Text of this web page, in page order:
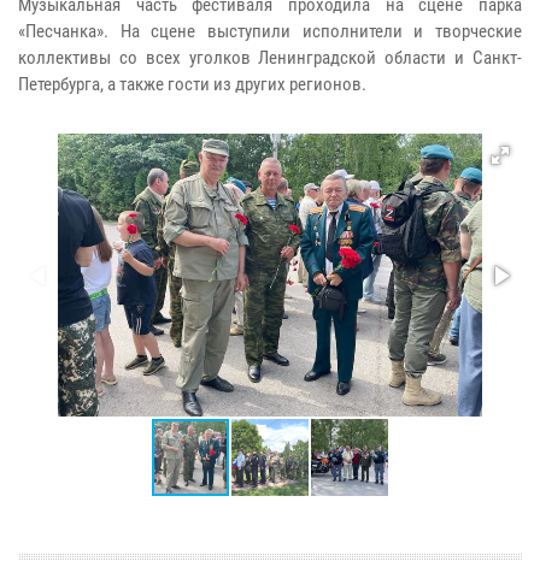
Музыкальная часть фестиваля проходила на сцене парка
«Песчанка». На сцене выступили исполнители и творческие
коллективы со всех уголков Ленинградской области и Санкт-
Петербурга, а также гости из других регионов.